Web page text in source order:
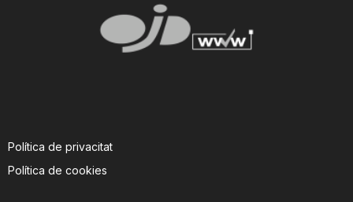
Política de privacitat
Política de cookies